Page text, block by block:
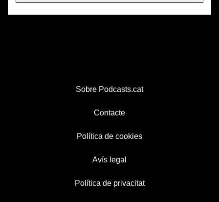
Sobre Podcasts.cat
Contacte
Política de cookies
Avís legal
Política de privacitat